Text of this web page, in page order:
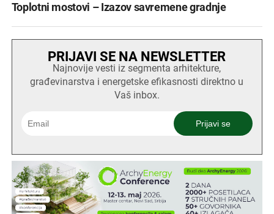
Toplotni mostovi – Izazov savremene gradnje
PRIJAVI SE NA NEWSLETTER
Najnovije vesti iz segmenta arhitekture,
građevinarstva i energetske efikasnosti direktno u
Vaš inbox.